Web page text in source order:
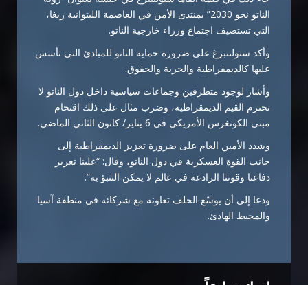
الناتو نحو 2030” بمنتدى الأمن في العاصمة الليتوانية ريغا،
التي تستضيف اجتماع وزراء خارجية الناتو.
وأكد ستولتنبرغ على ضرورة حماية الناتو للمبادئ التي تأسس
عليها كالديمقراطية والحرية والحقوق.
وأشار لوجود متطرفين وجماعات سياسية داخل دول الناتو لا
تحترم القيم الديمقراطية، وضرب مثال على ذلك اقتحام
مبنى الكونغرس الأمريكي في 6 يناير/ كانون الثاني الماضي.
وشدد الأمين العام على ضرورة تعزيز الديمقراطية إلى
جانب القوة العسكرية في دول الناتو، وقال: “علينا تعزيز
دفاعنا وقوتنا الرادعة في عالم لا يمكن التنبؤ به”.
ودعا إلى أن يوسّع الحلف تعاونه مع شركائه في منطقة آسيا
والمحيط الهادئ.